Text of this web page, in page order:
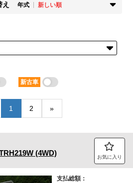
した検索条件
トラック市FC会員専用ページはこちら
ログイン
年式
新しい順
価格
安い順
高い順
短い順
新古車
1 2 »
(4WD) お気に入り
支払総額：